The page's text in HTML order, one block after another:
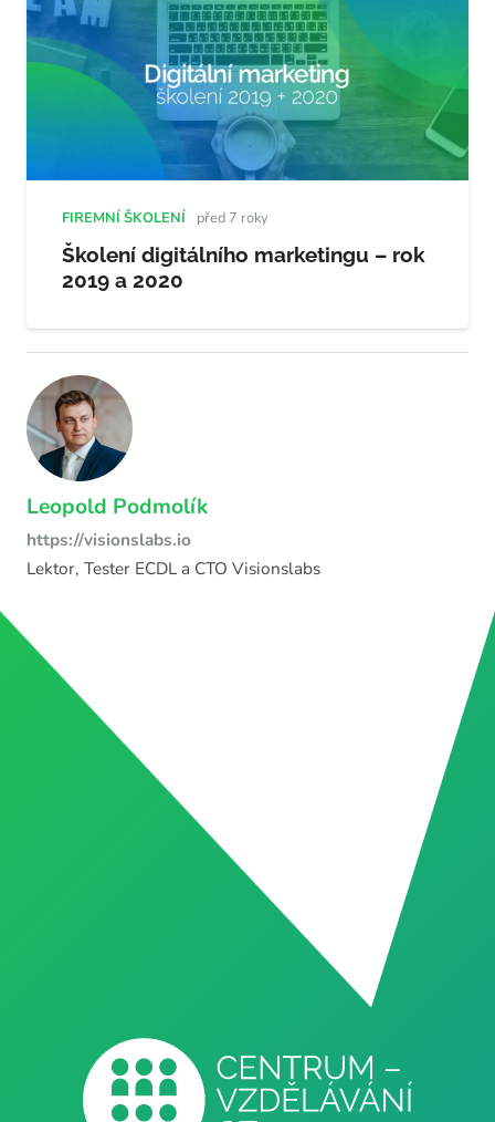
FIREMNÍ ŠKOLENÍ před 7 roky
Školení digitálního marketingu – rok
2019 a 2020
Leopold Podmolík
https://visionslabs.io
Lektor, Tester ECDL a CTO Visionslabs